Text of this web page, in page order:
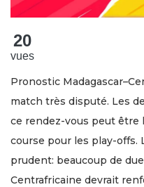
20
vues
Pronostic
match très disputé. Les
ce rendez-vous peut être
course pour les play-offs.
prudent: beaucoup de
Centrafricaine devrait